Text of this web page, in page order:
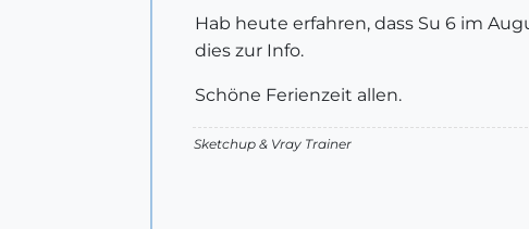
Hab heute erfahren, dass Su 6 im
dies zur Info.
Schöne Ferienzeit allen.
Sketchup & Vray Trainer